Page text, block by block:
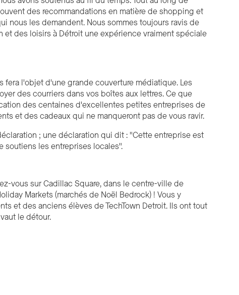
des recommandations en matière de shopping et
nous les demandent. Nous sommes toujours ravis de
des loisirs à Détroit une expérience vraiment spéciale
l'objet d'une grande couverture médiatique. Les
des courriers dans vos boîtes aux lettres. Ce que
des centaines d'excellentes petites entreprises de
et des cadeaux qui ne manqueront pas de vous ravir.
; une déclaration qui dit : "Cette entreprise est
soutiens les entreprises locales".
vous sur Cadillac Square, dans le centre-ville de
Markets (marchés de Noël Bedrock) ! Vous y
et des anciens élèves de TechTown Detroit. Ils ont tout
le détour.